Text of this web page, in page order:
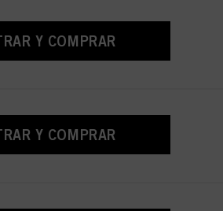
Y COMPRAR
Y COMPRAR